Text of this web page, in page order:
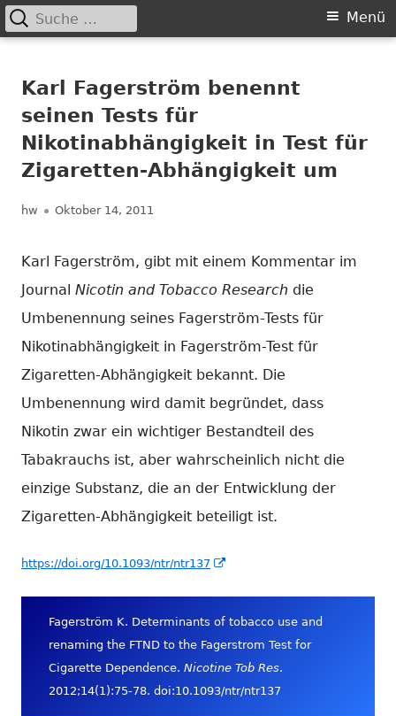
zum
Inhalt
Primäres
Menü
Suche
nach:
Karl Fagerström benennt
seinen Tests für
Nikotinabhängigkeit in Test für
Zigaretten-Abhängigkeit um
Autor
hw Veröffentlicht
Oktober 14, 2011
Karl Fagerström, gibt mit einem Kommentar im
Journal Nicotin and Tobacco Research die
Umbenennung seines Fagerström-Tests für
Nikotinabhängigkeit in Fagerström-Test für
Zigaretten-Abhängigkeit bekannt. Die
Umbenennung wird damit begründet, dass
Nikotin zwar ein wichtiger Bestandteil des
Tabakrauchs ist, aber wahrscheinlich nicht die
einzige Substanz, die an der Entwicklung der
Zigaretten-Abhängigkeit beteiligt ist.
https://doi.org/10.1093/ntr/ntr137
Fagerström K. Determinants of tobacco use and
renaming the FTND to the Fagerstrom Test for
Cigarette Dependence. Nicotine Tob Res.
2012;14(1):75-78. doi:10.1093/ntr/ntr137